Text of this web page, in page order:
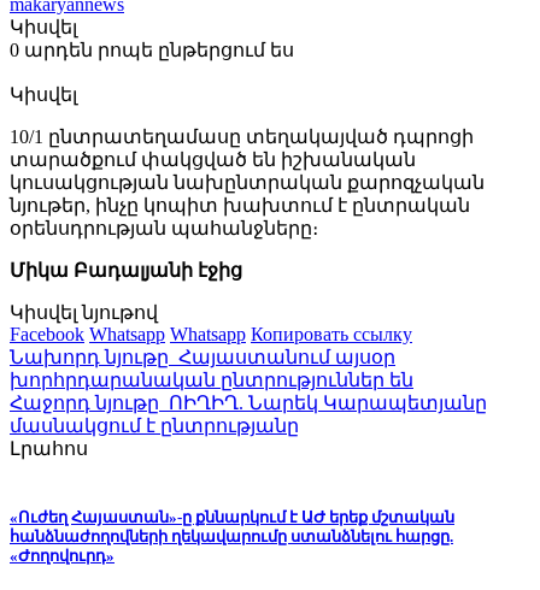
Կիսվել
0 արդեն րոպե ընթերցում ես
Կիսվել
10/1 ընտրատեղամասը տեղակայված դպրոցի
տարածքում փակցված են իշխանական
կուսակցության նախընտրական քարոզչական
նյութեր, ինչը կոպիտ խախտում է ընտրական
օրենսդրության պահանջները։
Միկա Բադալյանի էջից
Կիսվել նյութով
Facebook Whatsapp Whatsapp Копировать ссылку
Նախորդ նյութը Հայաստանում այսօր
խորհրդարանական ընտրություններ են
Հաջորդ նյութը ՈԻՂԻՂ. Նարեկ Կարապետյանը
մասնակցում է ընտրությանը
Լրահոս
«Ուժեղ Հայաստան»-ը քննարկում է ԱԺ երեք մշտական
հանձնաժողովների ղեկավարումը ստանձնելու հարցը.
«Ժողովուրդ»